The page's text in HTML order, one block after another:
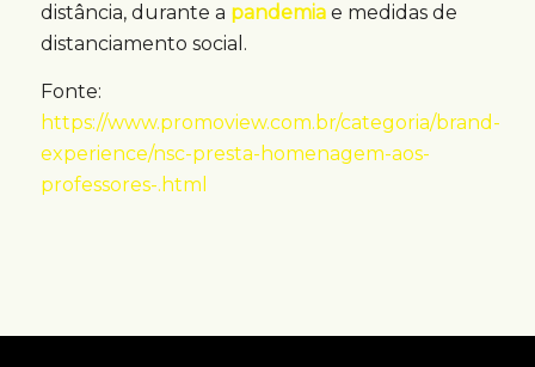
distância, durante a pandemiae medidas de
distanciamento social.
Fonte:
https://www.promoview.com.br/categoria/brand-
experience/nsc-presta-homenagem-aos-
professores-.html